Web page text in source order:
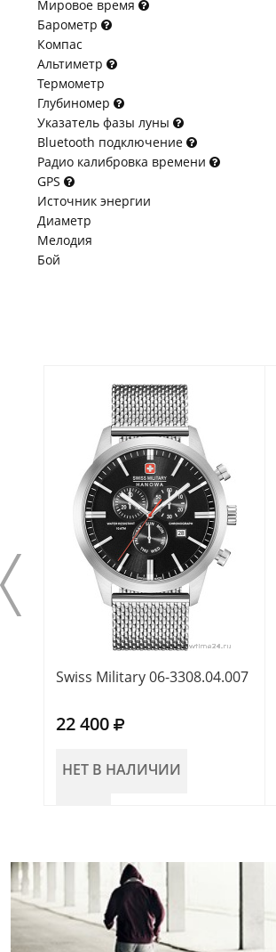
Мировое время
Барометр
Компас
Альтиметр
Термометр
Глубиномер
Указатель фазы луны
Bluetooth подключение
Радио калибровка времени
GPS
Источник энергии
Диаметр
Мелодия
Бой
Swiss Military 06-3308.04.007
22 400
НЕТ В НАЛИЧИИ